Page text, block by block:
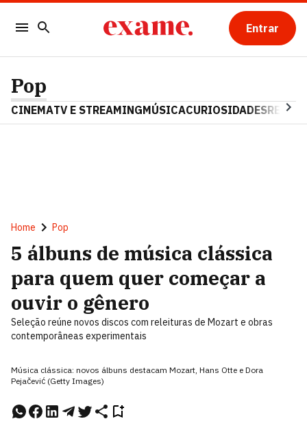
Entrar
Pop
CINEMATV E STREAMINGMÚSICACURIOSIDADES
Home Pop
5 álbuns de música clássica
para quem quer começar a
ouvir o gênero
Seleção reúne novos discos com releituras de Mozart e obras
contemporâneas experimentais
Música clássica: novos álbuns destacam Mozart, Hans Otte e Dora
Pejačević (Getty Images)